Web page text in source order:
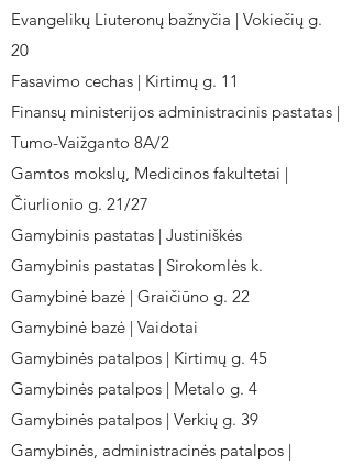
Evangelikų Liuteronų bažnyčia | Vokiečių g.
20
Fasavimo cechas | Kirtimų g. 11
Finansų ministerijos administracinis pastatas |
Tumo-Vaižganto 8A/2
Gamtos mokslų, Medicinos fakultetai |
Čiurlionio g. 21/27
Gamybinis pastatas | Justiniškės
Gamybinis pastatas | Sirokomlės k.
Gamybinė bazė | Graičiūno g. 22
Gamybinė bazė | Vaidotai
Gamybinės patalpos | Kirtimų g. 45
Gamybinės patalpos | Metalo g. 4
Gamybinės patalpos | Verkių g. 39
Gamybinės, administracinės patalpos |